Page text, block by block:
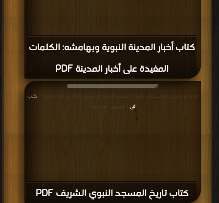
كتاب أخبار المدينة النبوية وبهامشه: الكلمات
المفيدة على أخبار المدينة PDF
كتاب تاريخ المسجد النبوي الشريف PDF
قراءة و تحميل كتاب كتاب تاريخ المسجد النبوي الشريف PDF مجانا | مكتبة >
كتب
في
| التحميل : مرة/مرات